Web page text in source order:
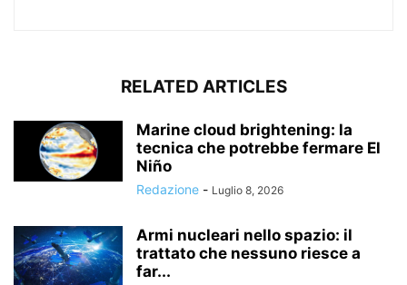
RELATED ARTICLES
Marine cloud brightening: la
tecnica che potrebbe fermare El
Niño
Redazione - Luglio 8, 2026
Armi nucleari nello spazio: il
trattato che nessuno riesce a
far...